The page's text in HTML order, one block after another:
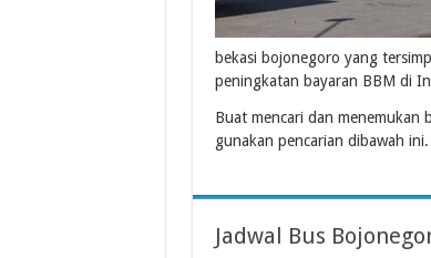
bekasi bojonegoro yang
peningkatan bayaran BBM di
Buat mencari dan menemukan
gunakan pencarian dibawah ini.
Jadwal Bus